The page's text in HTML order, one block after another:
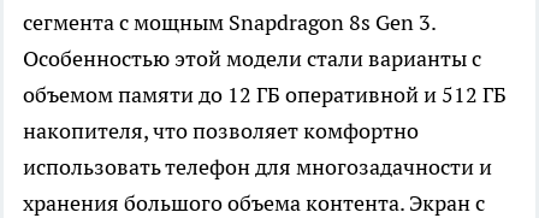
сегмента с мощным Snapdragon 8s Gen 3.
Особенностью этой модели стали варианты с
объемом памяти до 12 ГБ оперативной и 512 ГБ
накопителя, что позволяет комфортно
использовать телефон для многозадачности и
хранения большого объема контента. Экран с